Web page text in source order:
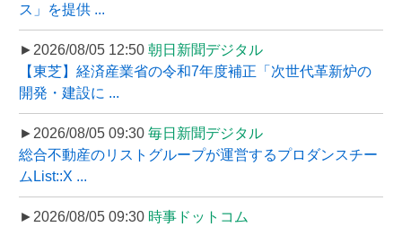
ス」を提供 ...
►2026/08/05 12:50 朝日新聞デジタル
【東芝】経済産業省の令和7年度補正「次世代革新炉の
開発・建設に ...
►2026/08/05 09:30 毎日新聞デジタル
総合不動産のリストグループが運営するプロダンスチー
ムList::X ...
►2026/08/05 09:30 時事ドットコム